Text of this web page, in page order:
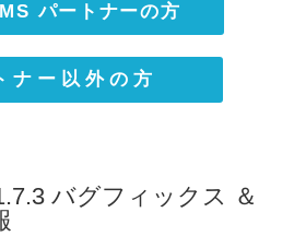
パートナーの方
ナー以外の方
バグフィックス ＆